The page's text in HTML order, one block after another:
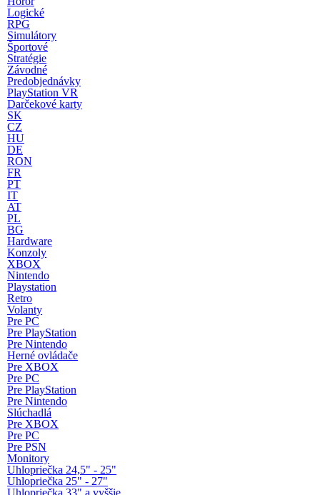
Logické
RPG
Simulátory
Športové
Stratégie
Závodné
Predobjednávky
PlayStation VR
Darčekové karty
SK
CZ
HU
DE
RON
FR
PT
IT
AT
PL
BG
Hardware
Konzoly
XBOX
Nintendo
Playstation
Retro
Volanty
Pre PC
Pre PlayStation
Pre Nintendo
Herné ovládače
Pre XBOX
Pre PC
Pre PlayStation
Pre Nintendo
Slúchadlá
Pre XBOX
Pre PC
Pre PSN
Monitory
Uhlopriečka 24,5" - 25"
Uhlopriečka 25" - 27"
Uhlopriečka 33" a vyššie